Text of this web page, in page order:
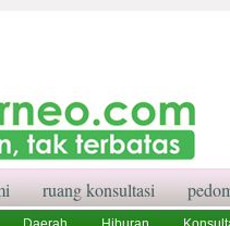
ruang konsultasi